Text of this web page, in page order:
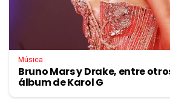
Música
Bruno Mars y Drake, entre
álbum de Karol G